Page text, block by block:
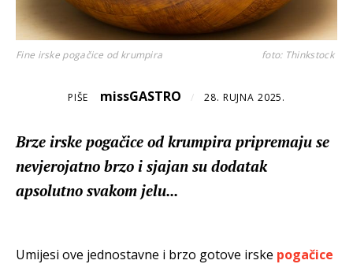
Fine irske pogačice od krumpira foto: Thinkstock
PIŠE missGASTRO / 28. RUJNA 2025.
Brze irske pogačice od krumpira pripremaju se
nevjerojatno brzo i sjajan su dodatak
apsolutno svakom jelu...
Umijesi ove jednostavne i brzo gotove irske pogačice